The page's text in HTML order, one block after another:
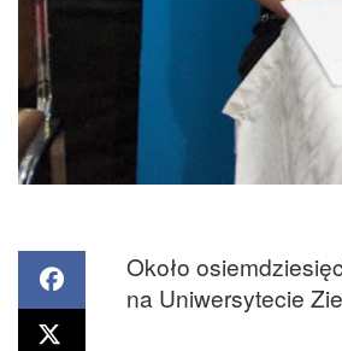
Około
na Uniwersytecie